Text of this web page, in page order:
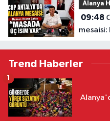
Alanya
09:48
mesaisi:
Trend Haberler
1